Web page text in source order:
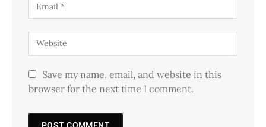
Save my name, email, and website in this
browser for the next time I comment.